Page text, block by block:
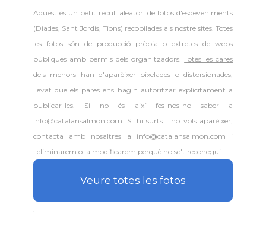
Aquest és un petit recull aleatori defotos d'esdeveniments
(Diades, Sant Jordis, Tions) recopilades als nostre sites. Totes
les fotos són de producció pròpia o extretes de webs
públiques amb permís dels organitzadors.Totes les cares
dels menors han d'aparèixer pixelades o distorsionades,
llevat que els pares ens hagin autoritzar explícitament a
publicar-les. Si no és així fes-nos-ho saber a
info@catalansalmon.com. Si hi surts i no vols aparèixer,
contacta amb nosaltres a info@catalansalmon.com i
l'eliminarem o la modificarem perquè no se't reconegui.
Veure totes les fotos